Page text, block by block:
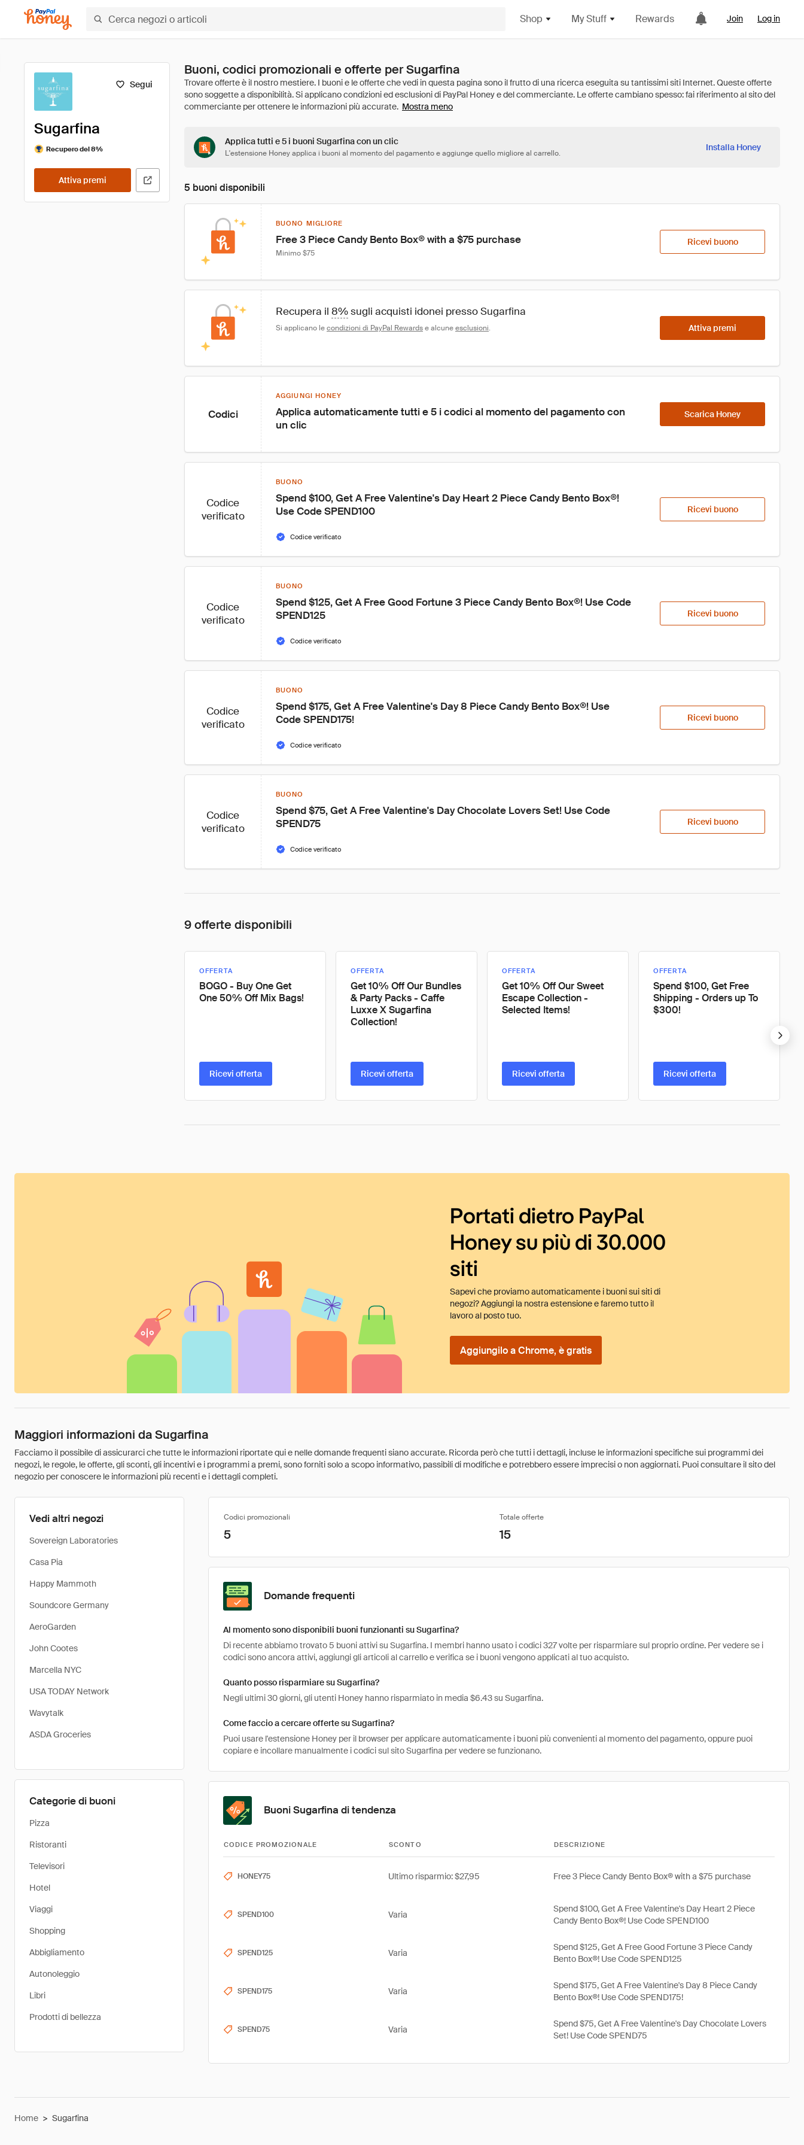
Shop My Stuff Rewards Join Log in
Segui
Sugarfina
Recupero del 8%
Attiva premi
Buoni, codici promozionali e offerte per Sugarfina
Mostra meno
Applica tutti e 5 i buoni Sugarfina con un clic
L'estensione Honey applica i buoni al momento del pagamento e aggiunge quello migliore al carrello.
Installa Honey
5 buoni disponibili
BUONO MIGLIORE
Free 3 Piece Candy Bento Box® with a $75 purchase
Minimo $75
Ricevi buono
Recupera il 8% sugli acquisti idonei presso Sugarfina
Si applicano le condizioni di PayPal Rewards e alcune esclusioni. Attiva premi
Codici
AGGIUNGI HONEY
Applica automaticamente tutti e 5 i codici al momento del pagamento con
un clic
Scarica Honey
Codice
verificato
BUONO
Spend $100, Get A Free Valentine's Day Heart 2 Piece Candy Bento Box®!
Use Code SPEND100
Codice verificato
Ricevi buono
Codice
verificato
BUONO
Spend $125, Get A Free Good Fortune 3 Piece Candy Bento Box®! Use Code
SPEND125
Codice verificato
Ricevi buono
Codice
verificato
BUONO
Spend $175, Get A Free Valentine's Day 8 Piece Candy Bento Box®! Use
Code SPEND175!
Codice verificato
Ricevi buono
Codice
verificato
BUONO
Spend $75, Get A Free Valentine's Day Chocolate Lovers Set! Use Code
SPEND75
Codice verificato
Ricevi buono
9 offerte disponibili
OFFERTA
BOGO - Buy One Get
One 50% Off Mix Bags!
Ricevi offerta
OFFERTA
Get 10% Off Our Bundles
& Party Packs - Caffe
Luxxe X Sugarfina
Collection!
Ricevi offerta
OFFERTA
Get 10% Off Our Sweet
Escape Collection -
Selected Items!
Ricevi offerta
OFFERTA
Spend $100, Get Free
Shipping - Orders up To
$300!
Ricevi offerta
Portati dietro PayPal
Honey su più di 30.000
siti
Sapevi che proviamo automaticamente i buoni sui siti di
negozi? Aggiungi la nostra estensione e faremo tutto il
lavoro al posto tuo.
Aggiungilo a Chrome, è gratis
Maggiori informazioni da Sugarfina
Facciamo il possibile di assicurarci che tutte le informazioni riportate qui e nelle domande frequenti siano accurate. Ricorda però che tutti i dettagli, incluse le informazioni specifiche sui programmi dei
negozi, le regole, le offerte, gli sconti, gli incentivi e i programmi a premi, sono forniti solo a scopo informativo, passibili di modifiche e potrebbero essere imprecisi o non aggiornati. Puoi consultare il sito del
negozio per conoscere le informazioni più recenti e i dettagli completi.
Vedi altri negozi
Sovereign Laboratories
Casa Pia
Happy Mammoth
Soundcore Germany
AeroGarden
John Cootes
Marcella NYC
USA TODAY Network
Wavytalk
ASDA Groceries
Categorie di buoni
Pizza
Ristoranti
Televisori
Hotel
Viaggi
Shopping
Abbigliamento
Autonoleggio
Libri
Prodotti di bellezza
Codici promozionali Totale offerte
5 15
Domande frequenti
Al momento sono disponibili buoni funzionanti su Sugarfina?
Di recente abbiamo trovato 5 buoni attivi su Sugarfina. I membri hanno usato i codici 327 volte per risparmiare sul proprio ordine. Per vedere se i
codici sono ancora attivi, aggiungi gli articoli al carrello e verifica se i buoni vengono applicati al tuo acquisto.
Quanto posso risparmiare su Sugarfina?
Negli ultimi 30 giorni, gli utenti Honey hanno risparmiato in media $6.43 su Sugarfina.
Come faccio a cercare offerte su Sugarfina?
Puoi usare l'estensione Honey per il browser per applicare automaticamente i buoni più convenienti al momento del pagamento, oppure puoi
copiare e incollare manualmente i codici sul sito Sugarfina per vedere se funzionano.
Buoni Sugarfina di tendenza
CODICE PROMOZIONALE SCONTO DESCRIZIONE
HONEY75 Ultimo risparmio: $27,95 Free 3 Piece Candy Bento Box® with a $75 purchase
SPEND100 Varia
Spend $100, Get A Free Valentine's Day Heart 2 Piece
Candy Bento Box®! Use Code SPEND100
SPEND125 Varia
Spend $125, Get A Free Good Fortune 3 Piece Candy
Bento Box®! Use Code SPEND125
SPEND175 Varia
Spend $175, Get A Free Valentine's Day 8 Piece Candy
Bento Box®! Use Code SPEND175!
SPEND75 Varia
Spend $75, Get A Free Valentine's Day Chocolate Lovers
Set! Use Code SPEND75
Home > Sugarfina